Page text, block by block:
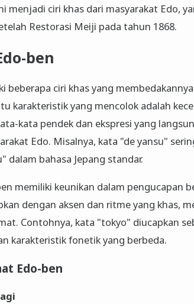
menjadi ciri khas dari masyarakat Edo,
Restorasi Meiji pada tahun 1868.
ben
beberapa ciri khas yang
karakteristik yang mencolok adalah
kata pendek dan ekspresi yang
Edo. Misalnya, kata "de yansu"
dalam bahasa Jepang standar.
memiliki keunikan dalam pengucapan
dengan aksen dan ritme yang khas,
Contohnya, kata "tokyo" diucapkan
karakteristik fonetik yang berbeda.
Edo-ben